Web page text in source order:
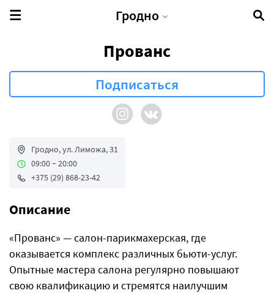
Гродно
Прованс
Гродно, ул. Лиможа, 31
09:00 − 20:00
+375 (29) 868-23-42
Описание
«Прованс» — салон-парикмахерская, где
оказывается комплекс различных бьюти-услуг.
Опытные мастера салона регулярно повышают
свою квалификацию и стремятся наилучшим